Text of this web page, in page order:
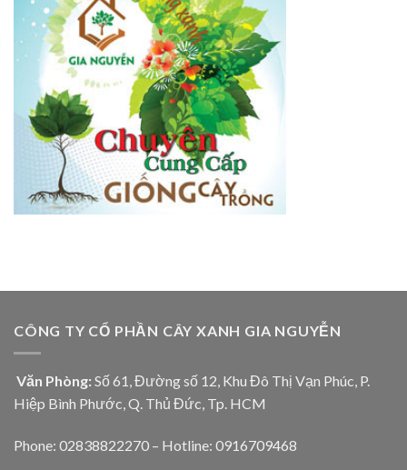
CÔNG TY CỔ PHẦN CÂY XANH GIA NGUYỄN
Văn Phòng: Số 61, Đường số 12, Khu Đô Thị Vạn Phúc, P.
Hiệp Bình Phước, Q. Thủ Đức, Tp. HCM
Phone: 02838822270 – Hotline: 0916709468